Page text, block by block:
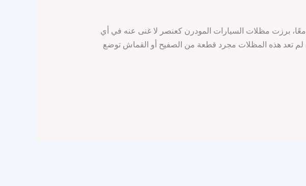
معًا، برزت مظلات السيارات المودرن كعنصر لا غنى عنه في أي
تعد هذه المظلات مجرد قطعة من الصفيح أو القماش توضع